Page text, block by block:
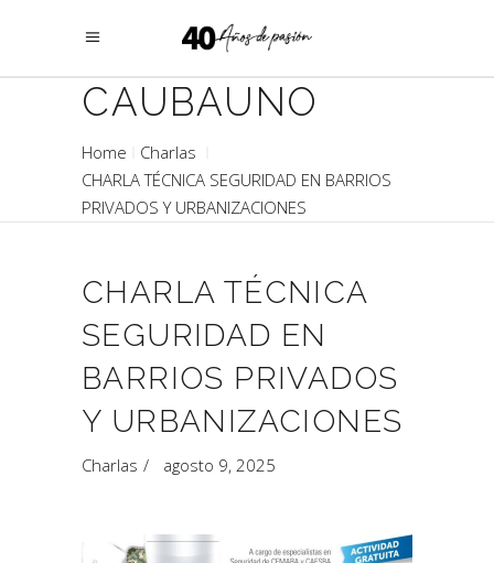
CAUBAUNO
Home
Charlas
CHARLA TÉCNICA SEGURIDAD EN BARRIOS
PRIVADOS Y URBANIZACIONES
CHARLA TÉCNICA
SEGURIDAD EN
BARRIOS PRIVADOS
Y URBANIZACIONES
Charlas agosto 9, 2025